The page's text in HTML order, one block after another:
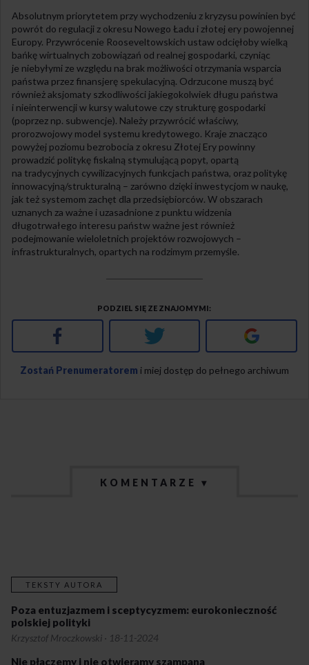
Absolutnym priorytetem przy wychodzeniu z kryzysu powinien być
powrót do regulacji z okresu Nowego Ładu i złotej ery powojennej
Europy. Przywrócenie Rooseveltowskich ustaw odcięłoby wielką
bańkę wirtualnych zobowiązań od realnej gospodarki, czyniąc
je niebyłymi ze względu na brak możliwości otrzymania wsparcia
państwa przez finansjerę spekulacyjną. Odrzucone muszą być
również aksjomaty szkodliwości jakiegokolwiek długu państwa
i nieinterwencji w kursy walutowe czy strukturę gospodarki
(poprzez np. subwencje). Należy przywrócić właściwy,
prorozwojowy model systemu kredytowego. Kraje znacząco
powyżej poziomu bezrobocia z okresu Złotej Ery powinny
prowadzić politykę fiskalną stymulującą popyt, opartą
na tradycyjnych cywilizacyjnych funkcjach państwa, oraz politykę
innowacyjną/strukturalną – zarówno dzięki inwestycjom w naukę,
jak też systemom zachęt dla przedsiębiorców. W obszarach
uznanych za ważne i uzasadnione z punktu widzenia
długotrwałego interesu państw ważne jest również
podejmowanie wieloletnich projektów rozwojowych –
infrastrukturalnych, opartych na rodzimym przemyśle.
PODZIEL SIĘ ZE ZNAJOMYMI
Facebook Twitter Google+
Zostań Prenumeratorem i miej dostęp do pełnego archiwum
KOMENTARZE ▾
TEKSTY AUTORA
Poza entuzjazmem i sceptycyzmem: eurokonieczność
polskiej polityki
Krzysztof Mroczkowski · 18-11-2024
Nie płaczemy i nie otwieramy szampana